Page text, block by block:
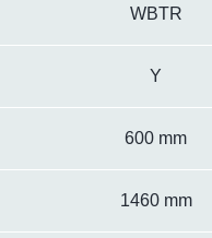
WBTR
Y
600 mm
1460 mm